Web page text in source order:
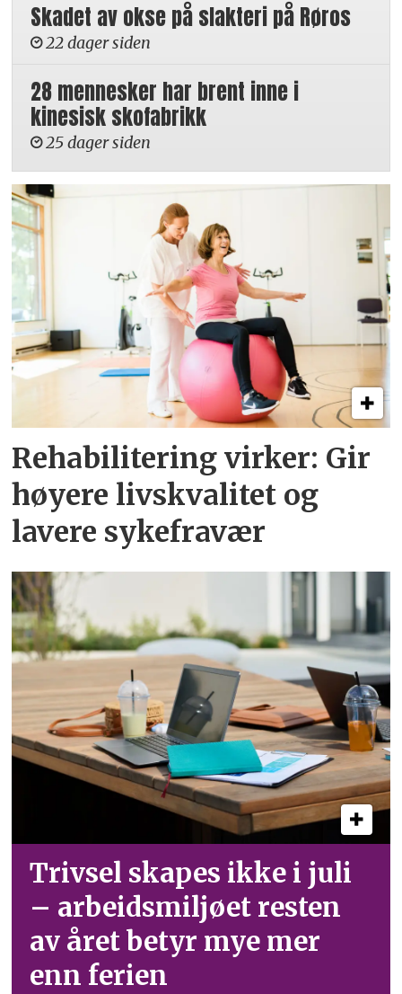
Skadet av okse på slakteri på Røros
22 dager siden
28 mennesker har brent inne i
kinesisk skofabrikk
25 dager siden
Rehabilitering virker: Gir
høyere livskvalitet og
lavere sykefravær
Trivsel skapes ikke i juli
– arbeid­smiljøet resten
av året betyr mye mer
enn ferien